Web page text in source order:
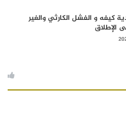
كيفه و الفشل الكارثي والغير
الإطلاق